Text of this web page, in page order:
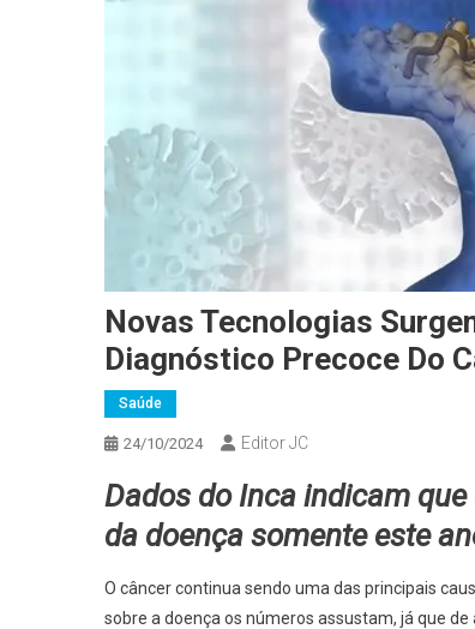
Novas Tecnologias
Diagnóstico Precoce Do
Saúde
24/10/2024 Editor JC
Dados do Inca indicam
da doença somente este
O câncer continua sendo uma das principais
sobre a doença os números assustam, já que